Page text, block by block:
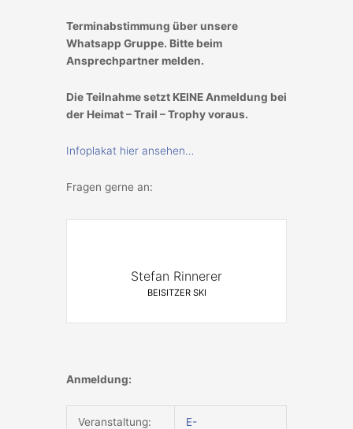
Terminabstimmung über unsere
Whatsapp Gruppe. Bitte beim
Ansprechpartner melden.
Die Teilnahme setzt KEINE Anmeldung bei
der Heimat – Trail – Trophy voraus.
Infoplakat hier ansehen…
Fragen gerne an:
Stefan Rinnerer
BEISITZER SKI
Anmeldung:
Veranstaltung:
E-